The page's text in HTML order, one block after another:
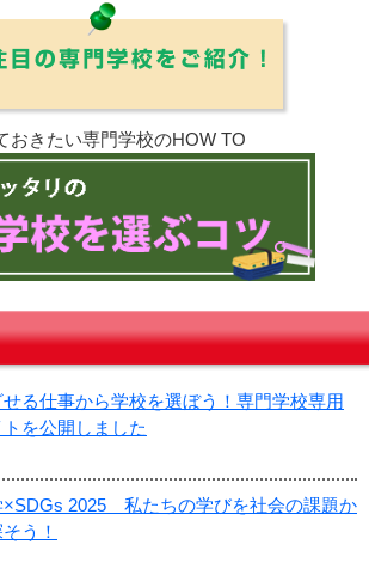
おきたい専門学校のHOW TO
る仕事から学校を選ぼう！専門学校専用
を公開しました
×SDGs 2025 私たちの学びを社会の課題か
う！